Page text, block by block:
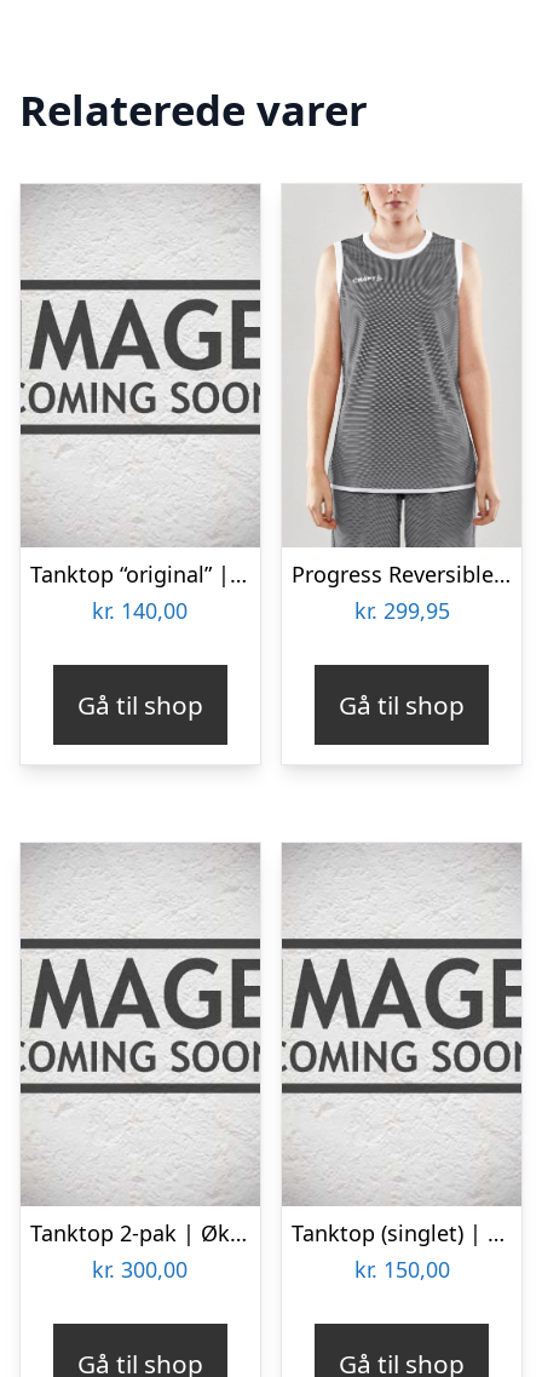
Relaterede varer
Tanktop “original” | 100% bomuld | Sort
kr. 140,00
Gå til shop
Progress Reversible Basketball Tanktop
kr. 299,95
Gå til shop
Tanktop 2-pak | Økologisk bomuld | Hvid
kr. 300,00
Gå til shop
Tanktop (singlet) | Bambusviskose | Sort
kr. 150,00
Gå til shop